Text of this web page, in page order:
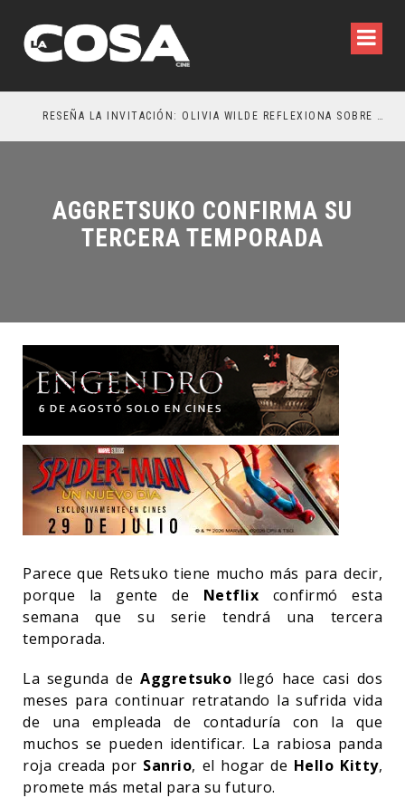
RESEÑA LA INVITACIÓN: OLIVIA WILDE REFLEXIONA SOBRE LA VIDA CONYUGAL
AGGRETSUKO CONFIRMA SU
TERCERA TEMPORADA
Parece que Retsuko tiene mucho más para decir,
porque la gente de Netflix confirmó esta
semana que su serie tendrá una tercera
temporada.
La segunda deAggretsuko llegó hace casi dos
meses para continuar retratando la sufrida vida
de una empleada de contaduría con la que
muchos se pueden identificar. La rabiosa panda
roja creada por Sanrio, el hogar de Hello Kitty,
promete más metal para su futuro.